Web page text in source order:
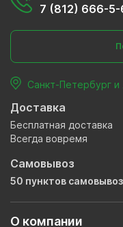
О компании
7 (812) 666-
Санкт-Петербург
Доставка
Бесплатная доставка
Всегда вовремя
Самовывоз
50 пунктов